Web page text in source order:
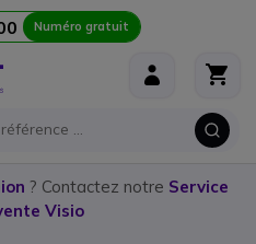
Numéro gratuit
? Contactez notre Service
Visio